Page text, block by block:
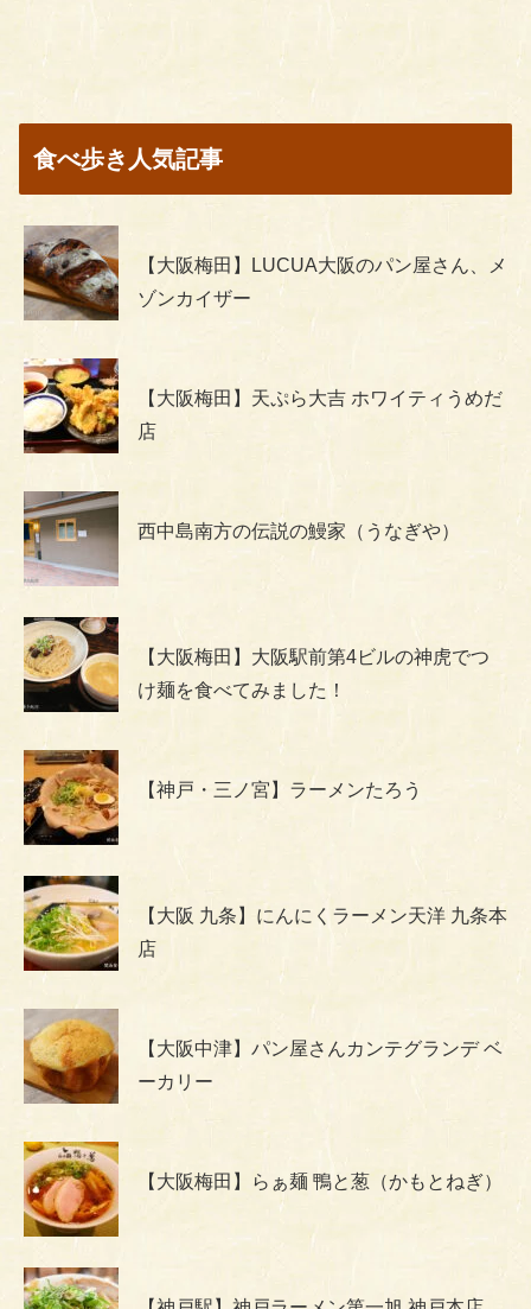
食べ歩き人気記事
【大阪梅田】LUCUA大阪のパン屋さん、メ
ゾンカイザー
【大阪梅田】天ぷら大吉 ホワイティうめだ
店
西中島南方の伝説の鰻家（うなぎや）
【大阪梅田】大阪駅前第4ビルの神虎でつ
け麺を食べてみました！
【神戸・三ノ宮】ラーメンたろう
【大阪 九条】にんにくラーメン天洋 九条本
店
【大阪中津】パン屋さんカンテグランデ ベ
ーカリー
【大阪梅田】らぁ麺 鴨と葱（かもとねぎ）